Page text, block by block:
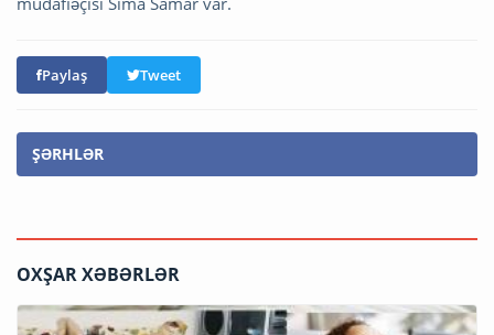
Paylaş Tweet
ŞƏRHLƏR
OXŞAR XƏBƏRLƏR